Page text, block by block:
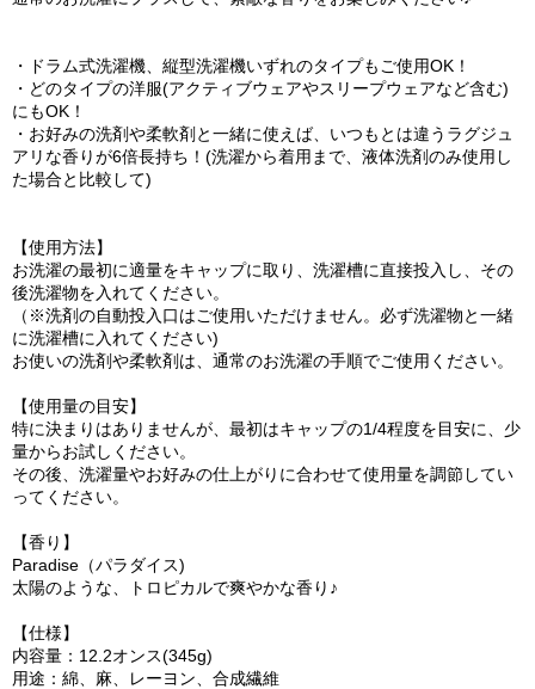
・ドラム式洗濯機、縦型洗濯機いずれのタイプもご使用OK！
・どのタイプの洋服(アクティブウェアやスリープウェアなど含む)
にもOK！
・お好みの洗剤や柔軟剤と一緒に使えば、いつもとは違うラグジュ
アリな香りが6倍長持ち！(洗濯から着用まで、液体洗剤のみ使用し
た場合と比較して)
【使用方法】
お洗濯の最初に適量をキャップに取り、洗濯槽に直接投入し、その
後洗濯物を入れてください。
（※洗剤の自動投入口はご使用いただけません。必ず洗濯物と一緒
に洗濯槽に入れてください)
お使いの洗剤や柔軟剤は、通常のお洗濯の手順でご使用ください。
【使用量の目安】
特に決まりはありませんが、最初はキャップの1/4程度を目安に、少
量からお試しください。
その後、洗濯量やお好みの仕上がりに合わせて使用量を調節してい
ってください。
【香り】
Paradise（パラダイス)
太陽のような、トロピカルで爽やかな香り♪
【仕様】
内容量：12.2オンス(345g)
用途：綿、麻、レーヨン、合成繊維